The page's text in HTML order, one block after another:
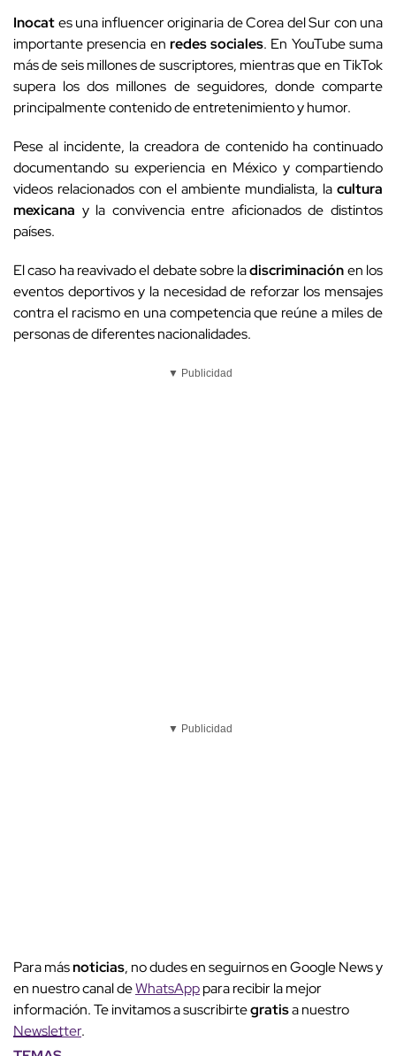
Inocates una influencer originaria de Corea del Sur con una
importante presencia en redes sociales. En YouTube suma
más de seis millones de suscriptores, mientras que en TikTok
supera los dos millones de seguidores, donde comparte
principalmente contenido de entretenimiento y humor.
Pese al incidente, la creadora de contenido ha continuado
documentando su experiencia en México y compartiendo
videos relacionados con el ambiente mundialista, la cultura
mexicana y la convivencia entre aficionados de distintos
países.
El caso ha reavivado el debate sobre ladiscriminaciónen los
eventos deportivos y la necesidad de reforzar los mensajes
contra el racismo en una competencia que reúne a miles de
personas de diferentes nacionalidades.
▼ Publicidad
▼ Publicidad
Para másnoticias, no dudes en seguirnos en Google News y
en nuestro canal deWhatsApppara recibir la mejor
información. Te invitamos a suscribirtegratisa nuestro
Newsletter.